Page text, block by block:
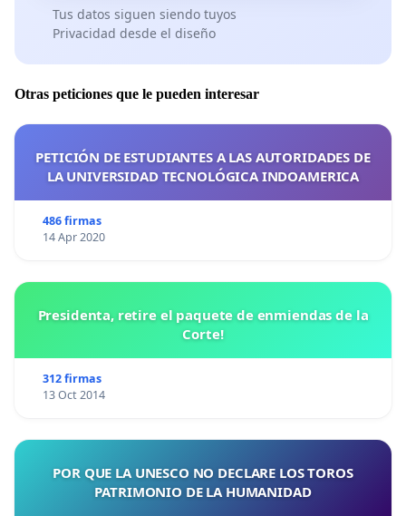
Tus datos siguen siendo tuyos
Privacidad desde el diseño
Otras peticiones que le pueden interesar
PETICIÓN DE ESTUDIANTES A LAS AUTORIDADES DE
LA UNIVERSIDAD TECNOLÓGICA INDOAMERICA
486 firmas
14 Apr 2020
Presidenta, retire el paquete de enmiendas de la
Corte!
312 firmas
13 Oct 2014
POR QUE LA UNESCO NO DECLARE LOS TOROS
PATRIMONIO DE LA HUMANIDAD